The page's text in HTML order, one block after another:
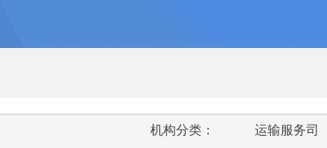
机构分类：
运输服务司